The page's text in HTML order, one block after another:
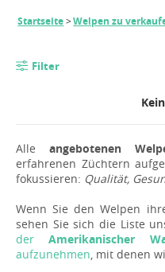
Startseite Welpen zu
Filter
Alle angebotenen
erfahrenen Züchtern
fokussieren: Qualität,
Wenn Sie den Welpen
sehen Sie sich die Liste
derAmerikanischer
aufzunehmen, mit denen